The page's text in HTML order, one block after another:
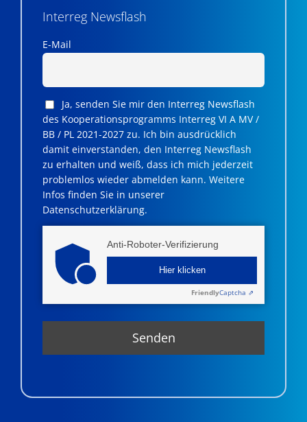
Interreg Newsflash
E-Mail
Ja, senden Sie mir den Interreg Newsflash
des Kooperationsprogramms Interreg VI A MV /
BB / PL 2021-2027 zu. Ich bin ausdrücklich
damit einverstanden, den Interreg Newsflash
zu erhalten und weiß, dass ich mich jederzeit
problemlos wieder abmelden kann. Weitere
Infos finden Sie in unserer
Datenschutzerklärung.
Anti-Roboter-Verifizierung
Hier klicken
FriendlyCaptcha ⇗